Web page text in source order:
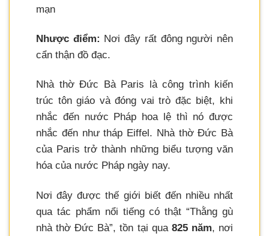
mạn
Nhược điểm: Nơi đây rất đông người nên
cẩn thận đồ đạc.
Nhà thờ Đức Bà Paris là công trình kiến
trúc tôn giáo và đóng vai trò đặc biệt, khi
nhắc đến nước Pháp hoa lệ thì nó được
nhắc đến như tháp Eiffel. Nhà thờ Đức Bà
của Paris trở thành những biểu tượng văn
hóa của nước Pháp ngày nay.
Nơi đây được thế giới biết đến nhiều nhất
qua tác phẩm nổi tiếng có thật “Thằng gù
nhà thờ Đức Bà”, tồn tại qua 825 năm, nơi